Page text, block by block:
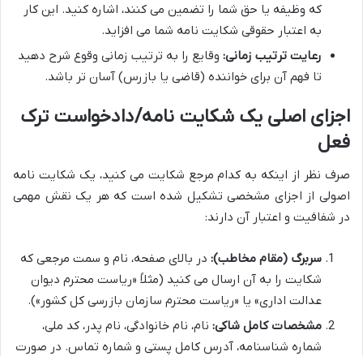
که وظیفه یا حق شما را تضمین می کنند، اشاره کنید. این کار
به اعتبار حقوقی شکایت نامه شما می افزاید.
رعایت ترتیب زمانی: وقایع را به ترتیب زمانی وقوع شرح دهید
تا فهم آن برای خواننده (قاضی یا بازرس) آسان تر باشد.
اجزای اصلی یک شکایت نامه/دادخواست ترک
فعل
صرف نظر از اینکه به کدام مرجع شکایت می کنید، یک شکایت نامه
اصولی از اجزای مشخصی تشکیل شده است که هر یک نقش مهمی
در شفافیت و اعتبار آن دارند:
سربرگ (مقام مخاطب): در بالای صفحه، نام و سمت مرجعی که
شکایت را به آن ارسال می کنید (مثلاً «ریاست محترم دیوان
عدالت اداری» یا «ریاست محترم سازمان بازرسی کل کشور»).
مشخصات کامل شاکی: نام، نام خانوادگی، نام پدر، کد ملی،
شماره شناسنامه، آدرس کامل پستی و شماره تماس. در صورت